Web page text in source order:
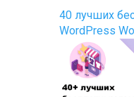
40 лучших
WordPress